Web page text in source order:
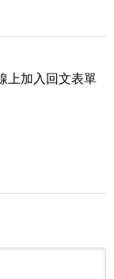
上加入回文表單